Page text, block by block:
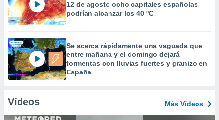
12 de agosto ocho capitales españolas
podrían alcanzar los 40 ºC
Se acerca rápidamente una vaguada que
entre mañana y el domingo dejará
tormentas con lluvias fuertes y granizo en
España
Vídeos Más Vídeos